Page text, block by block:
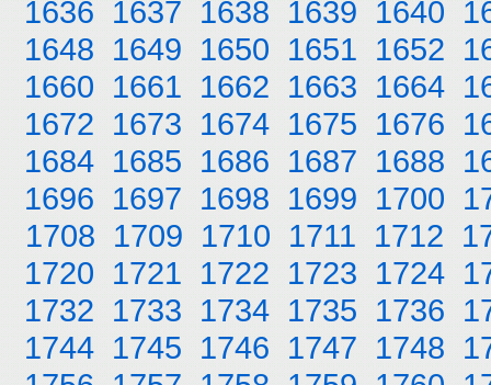
1636 1637 1638 1639 1640
1648 1649 1650 1651 1652
1660 1661 1662 1663 1664
1672 1673 1674 1675 1676
1684 1685 1686 1687 1688
1696 1697 1698 1699 1700
1708 1709 1710 1711 1712
1720 1721 1722 1723 1724
1732 1733 1734 1735 1736
1744 1745 1746 1747 1748